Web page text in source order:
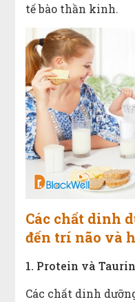
tế bào thần kinh.
Các chất dinh
đến trí não và
1. Protein và
Các chất dinh